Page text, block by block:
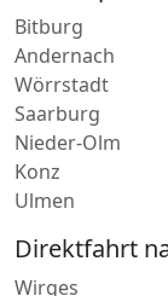
Bitburg
Andernach
Wörrstadt
Saarburg
Nieder-Olm
Konz
Ulmen
Direktfahrt
Wirges